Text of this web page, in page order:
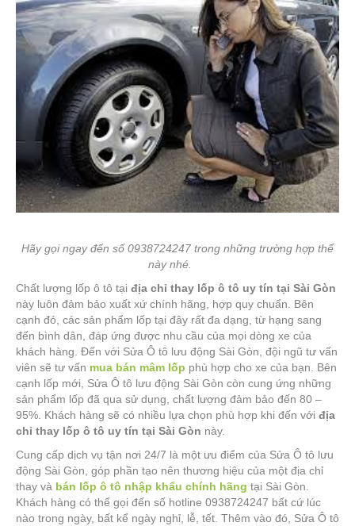
Hãy gọi ngay đến số 0938724247 trong những trường hợp thế
này nhé.
Chất lượng lốp ô tô tại địa chỉ thay lốp ô tô uy tín tại Sài Gòn
này luôn đảm bảo xuất xứ chính hãng, hợp quy chuẩn. Bên
cạnh đó, các sản phẩm lốp tại đây rất đa dạng, từ hạng sang
đến bình dân, đáp ứng được nhu cầu của mọi dòng xe của
khách hàng. Đến với Sửa Ô tô lưu động Sài Gòn, đội ngũ tư vấn
viên sẽ tư vấn mua bán mâm lốp phù hợp cho xe của bạn. Bên
cạnh lốp mới, Sửa Ô tô lưu động Sài Gòn còn cung ứng những
sản phẩm lốp đã qua sử dụng, chất lượng đảm bảo đến 80 –
95%. Khách hàng sẽ có nhiều lựa chọn phù hợp khi đến với địa
chỉ thay lốp ô tô uy tín tại Sài Gòn này.
Cung cấp dịch vụ tận nơi 24/7 là một ưu điểm của Sửa Ô tô lưu
động Sài Gòn, góp phần tạo nên thương hiệu của một địa chỉ
thay và bán lốp ô tô nhập khẩu chính hãng tại Sài Gòn.
Khách hàng có thể gọi đến số hotline 0938724247 bất cứ lúc
nào trong ngày, bất kể ngày nghỉ, lễ, tết. Thêm vào đó, Sửa Ô tô